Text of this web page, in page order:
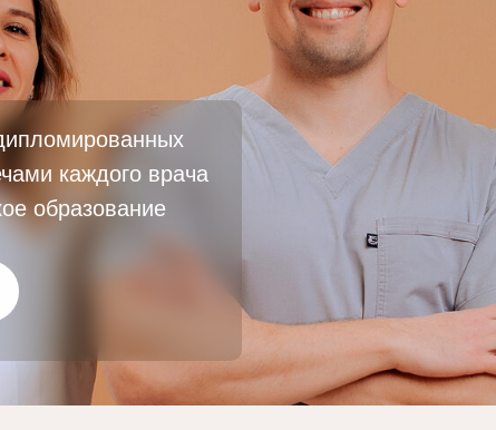
каждого врача
образование